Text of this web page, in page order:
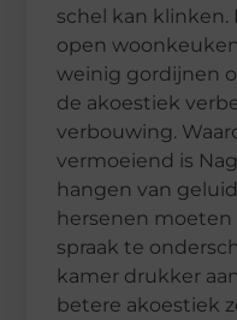
schel kan klinken.
open
weinig gordijnen
de akoestiek
verbouwing.
vermoeiend is
hangen van
hersenen
spraak te
kamer drukker
betere akoestiek